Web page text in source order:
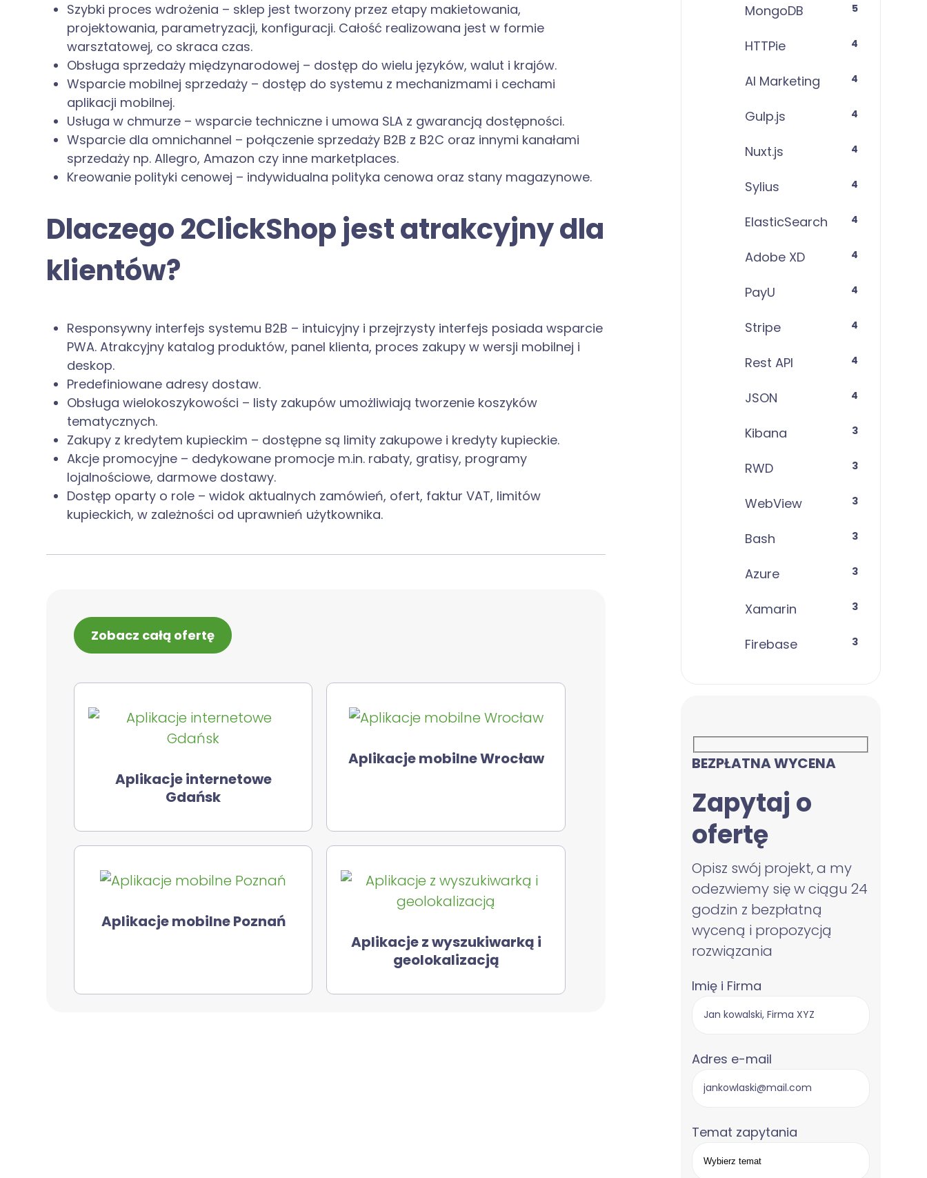
Szybki proces wdrożenia – sklep jest tworzony przez etapy makietowania,
projektowania, parametryzacji, konfiguracji. Całość realizowana jest w formie
warsztatowej, co skraca czas.
Obsługa sprzedaży międzynarodowej – dostęp do wielu języków, walut i krajów.
Wsparcie mobilnej sprzedaży – dostęp do systemu z mechanizmami i cechami
aplikacji mobilnej.
Usługa w chmurze – wsparcie techniczne i umowa SLA z gwarancją dostępności.
Wsparcie dla omnichannel – połączenie sprzedaży B2B z B2C oraz innymi kanałami
sprzedaży np. Allegro, Amazon czy inne marketplaces.
Kreowanie polityki cenowej – indywidualna polityka cenowa oraz stany magazynowe.
Dlaczego 2ClickShop jest atrakcyjny dla
klientów?
Responsywny interfejs systemu B2B – intuicyjny i przejrzysty interfejs posiada wsparcie
PWA. Atrakcyjny katalog produktów, panel klienta, proces zakupy w wersji mobilnej i
deskop.
Predefiniowane adresy dostaw.
Obsługa wielokoszykowości – listy zakupów umożliwiają tworzenie koszyków
tematycznych.
Zakupy z kredytem kupieckim – dostępne są limity zakupowe i kredyty kupieckie.
Akcje promocyjne – dedykowane promocje m.in. rabaty, gratisy, programy
lojalnościowe, darmowe dostawy.
Dostęp oparty o role – widok aktualnych zamówień, ofert, faktur VAT, limitów
kupieckich, w zależności od uprawnień użytkownika.
Zobacz całą ofertę
Aplikacje internetowe
Gdańsk
Aplikacje mobilne Wrocław
Aplikacje mobilne Poznań
Aplikacje z wyszukiwarką i
geolokalizacją
MongoDB 5
HTTPie 4
AI Marketing 4
Gulp.js 4
Nuxt.js 4
Sylius 4
ElasticSearch 4
Adobe XD 4
PayU 4
Stripe 4
Rest API 4
JSON 4
Kibana 3
RWD 3
WebView 3
Bash 3
Azure 3
Xamarin 3
Firebase 3
BEZPŁATNA WYCENA
Zapytaj o
ofertę
Opisz swój projekt, a my
odezwiemy się w ciągu 24
godzin z bezpłatną
wyceną i propozycją
rozwiązania
Imię i Firma
Adres e-mail
Temat zapytania